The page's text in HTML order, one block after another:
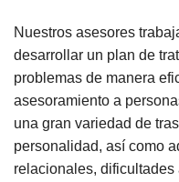
Nuestros asesores
desarrollar un plan de
problemas de manera
asesoramiento a
una gran variedad de
personalidad, así como
relacionales,